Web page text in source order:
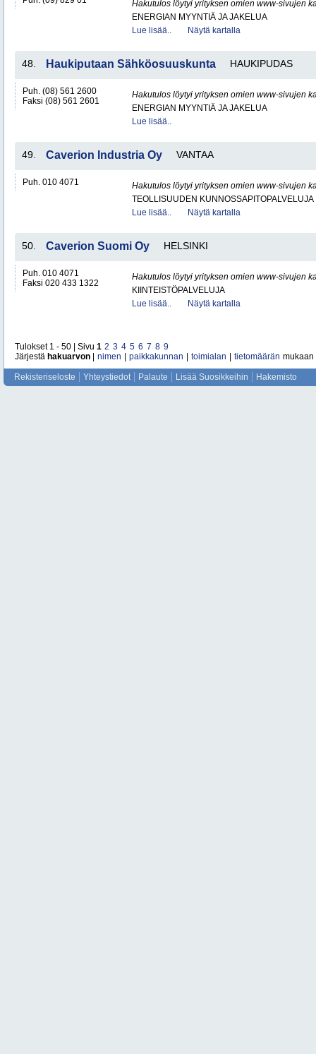
Hakutulos löytyi yrityksen omien www-sivujen
ENERGIAN MYYNTIÄ JA JAKELUA
Lue lisää..
Näytä kartalla
48. Haukiputaan Sähköosuuskunta HAUKIPUDAS
Puh. (08) 561 2600
Faksi (08) 561 2601
Hakutulos löytyi yrityksen omien www-sivujen
ENERGIAN MYYNTIÄ JA JAKELUA
Lue lisää..
49. Caverion Industria Oy VANTAA
Puh. 010 4071
Hakutulos löytyi yrityksen omien www-sivujen
TEOLLISUUDEN KUNNOSSAPITOPALVELUJA
Lue lisää..
Näytä kartalla
50. Caverion Suomi Oy HELSINKI
Puh. 010 4071
Faksi 020 433 1322
Hakutulos löytyi yrityksen omien www-sivujen
KIINTEISTÖPALVELUJA
Lue lisää..
Näytä kartalla
Tulokset 1 - 50 | Sivu 1 2 3 4 5 6 7 8 9
Järjestä hakuarvon nimen paikkakunnan toimialan tietomäärän mukaan
Rekisteriseloste Yhteystiedot Palaute Lisää Suosikkeihin Hakemisto